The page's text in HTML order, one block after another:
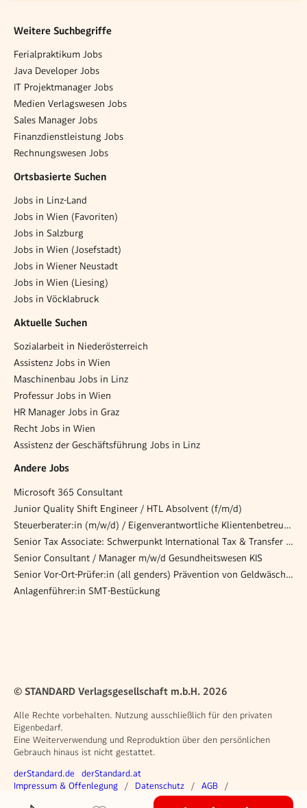
Weitere Suchbegriffe
Ferialpraktikum Jobs
Java Developer Jobs
IT Projektmanager Jobs
Medien Verlagswesen Jobs
Sales Manager Jobs
Finanzdienstleistung Jobs
Rechnungswesen Jobs
Ortsbasierte Suchen
Jobs in Linz-Land
Jobs in Wien (Favoriten)
Jobs in Salzburg
Jobs in Wien (Josefstadt)
Jobs in Wiener Neustadt
Jobs in Wien (Liesing)
Jobs in Vöcklabruck
Aktuelle Suchen
Sozialarbeit in Niederösterreich
Assistenz Jobs in Wien
Maschinenbau Jobs in Linz
Professur Jobs in Wien
HR Manager Jobs in Graz
Recht Jobs in Wien
Assistenz der Geschäftsführung Jobs in Linz
Andere Jobs
Microsoft 365 Consultant
Junior Quality Shift Engineer / HTL Absolvent (f/m/d)
Steuerberater:in (m/w/d) / Eigenverantwortliche Klientenbetreuung
Senior Tax Associate: Schwerpunkt International Tax & Transfer Pricing (m/w/d)
Senior Consultant / Manager m/w/d Gesundheitswesen KIS
Senior Vor-Ort-Prüfer:in (all genders) Prävention von Geldwäsche und Terrorismusfinanzierung sowie Sanktionenaufsicht
Anlagenführer:in SMT-Bestückung
© STANDARD Verlagsgesellschaft m.b.H. 2026
Alle Rechte vorbehalten. Nutzung ausschließlich für den privaten
Eigenbedarf.
Eine Weiterverwendung und Reproduktion über den persönlichen
Gebrauch hinaus ist nicht gestattet.
Weitere Angebote
derStandard.de derStandard.at
Rechtliches
Impressum & Offenlegung Datenschutz
AGB